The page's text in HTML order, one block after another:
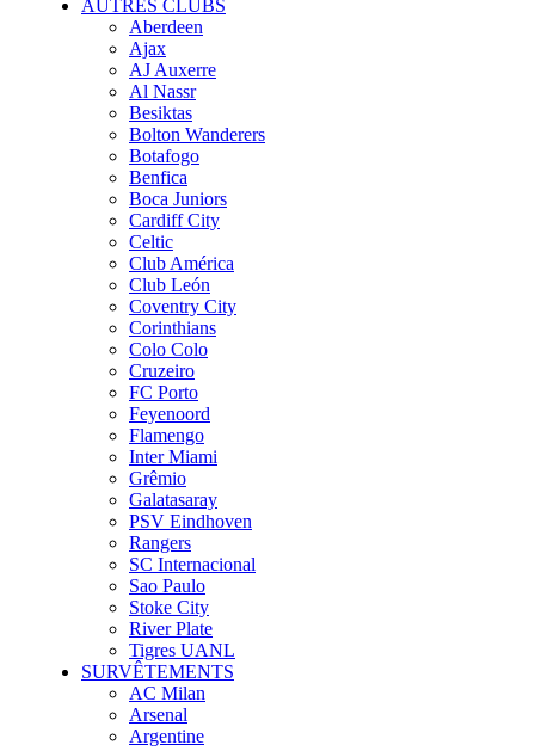
AUTRES CLUBS
Aberdeen
Ajax
AJ Auxerre
Al Nassr
Besiktas
Bolton Wanderers
Botafogo
Benfica
Boca Juniors
Cardiff City
Celtic
Club América
Club León
Coventry City
Corinthians
Colo Colo
Cruzeiro
FC Porto
Feyenoord
Flamengo
Inter Miami
Grêmio
Galatasaray
PSV Eindhoven
Rangers
SC Internacional
Sao Paulo
Stoke City
River Plate
Tigres UANL
SURVÊTEMENTS
AC Milan
Arsenal
Argentine